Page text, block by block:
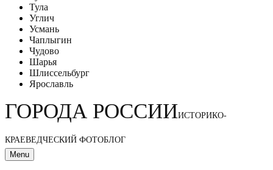
Тула
Углич
Усмань
Чаплыгин
Чудово
Шарья
Шлиссельбург
Ярославль
ГОРОДА РОССИИИСТОРИКО-
КРАЕВЕДЧЕСКИЙ ФОТОБЛОГ
Menu